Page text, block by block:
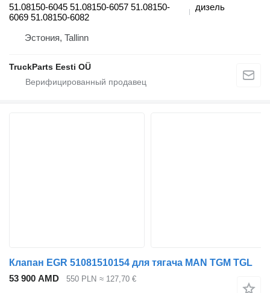
51.08150-6045 51.08150-6057 51.08150-
6069 51.08150-6082
дизель
Эстония, Tallinn
TruckParts Eesti OÜ
Клапан EGR 51081510154 для тягача MAN TGM TGL
53 900 AMD
550 PLN ≈ 127,70 €